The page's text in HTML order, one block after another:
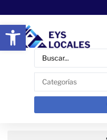
Abrir barra de herramientas